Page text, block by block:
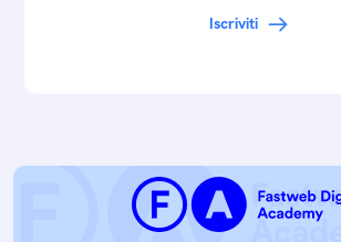
Iscriviti